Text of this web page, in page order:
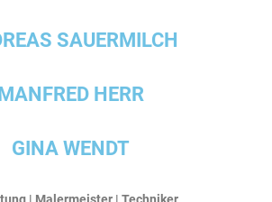
SAUERMILCH
HERR
GINA WENDT